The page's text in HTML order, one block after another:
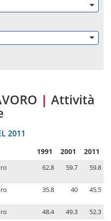
| Attività
2011
1991 2001 2011
62.8 59.7 59.8
35.8 40 45.5
48.4 49.3
52.3